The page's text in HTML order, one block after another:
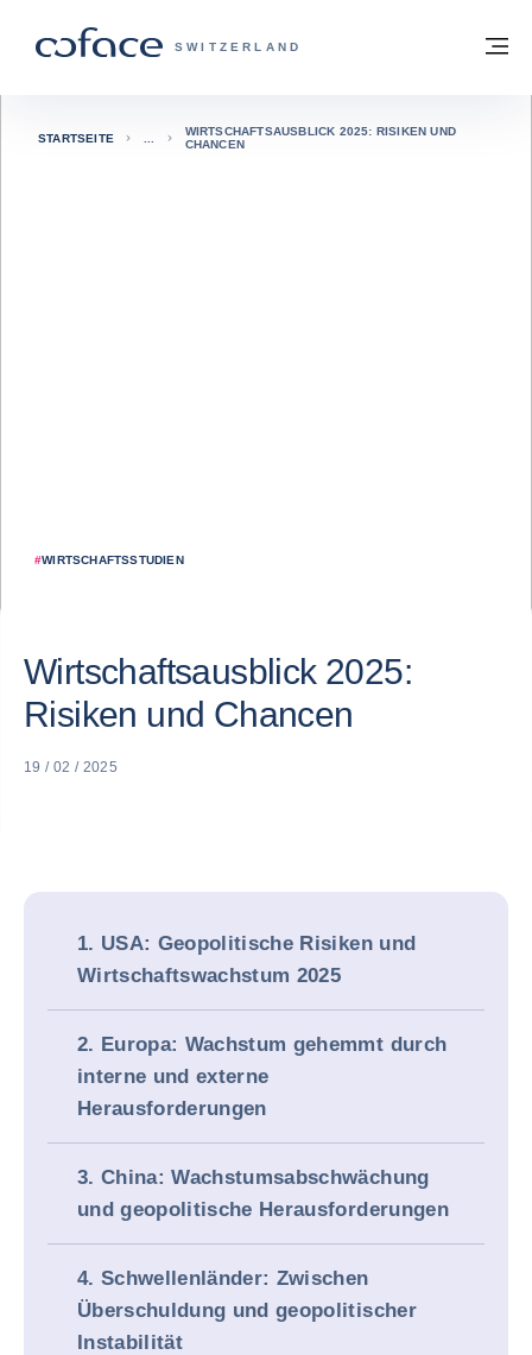
COFACE FOR TRADE - WEBSEITE DER
SWITZERLAND
Zurück zur Startseite
#WIRTSCHAFTSSTUDIEN
STARTSEITE
WIRTSCHAFTSAUSBLICK 2025: RISIKEN UND
CHANCEN
Wirtschaftsausblick 2025:
Risiken und Chancen
19 / 02 / 2025
1. USA: Geopolitische Risiken und
Wirtschaftswachstum 2025
2. Europa: Wachstum gehemmt durch
interne und externe
Herausforderungen
3. China: Wachstumsabschwächung
und geopolitische Herausforderungen
4. Schwellenländer: Zwischen
Überschuldung und geopolitischer
Instabilität